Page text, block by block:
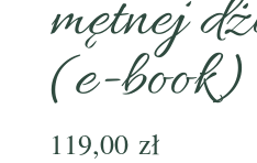
mętnej
(e-book)
119,00 zł